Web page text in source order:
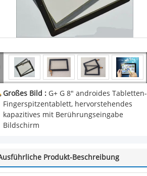
Großes Bild : G+ G 8" androides Tabletten-
Fingerspitzentablett, hervorstehendes
kapazitives mit Berührungseingabe
Bildschirm
Produkt-Beschreibung